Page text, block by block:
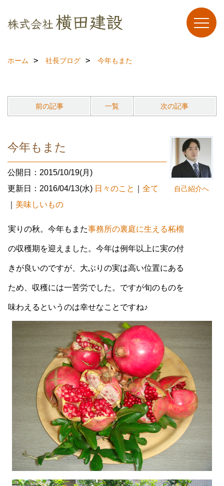
ホーム 社長ブログ 今年もまた
前の記事 一覧 次の記事
自己紹介へ
今年もまた
公開日：2015/10/19(月)
更新日：2016/04/13(水) 日々のこと
全て
美味しいもの
実りの秋。今年もまた事務所の裏庭に生える柘榴
の収穫期を迎えました。今年は例年以上に実の付
きが良いのですが、大ぶりの実は高い位置にある
ため、収穫には一苦労でした。ですが旬のものを
味わえるというのは幸せなことですね♪